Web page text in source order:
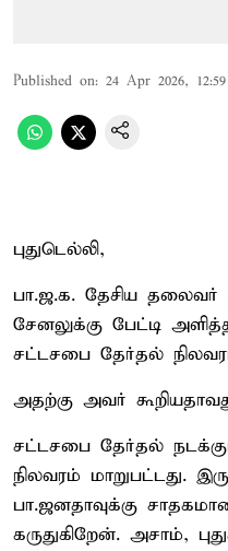
Published on: 24 Apr 2026,
புதுடெல்லி,
பா.ஜ.க. தேசிய தலைவர்
சேனலுக்கு பேட்டி
சட்டசபை தேர்தல்
அதற்கு அவர்
சட்டசபை தேர்தல்
நிலவரம் மாறுபட்டது.
பா.ஜனதாவுக்கு
கருதுகிறேன். அசாம்,